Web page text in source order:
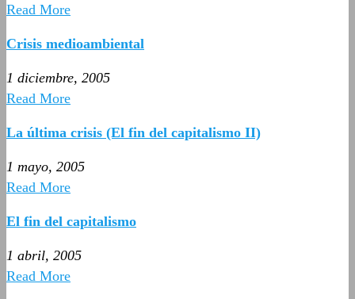
Read More
Crisis medioambiental
1 diciembre, 2005
Read More
La última crisis (El fin del capitalismo II)
1 mayo, 2005
Read More
El fin del capitalismo
1 abril, 2005
Read More